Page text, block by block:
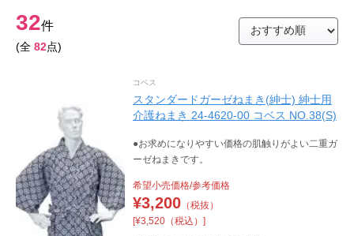
32件
(全 82点)
コベス
スタンダードガーゼねまき(紳士) 紳士用
介護ねまき 24-4620-00 コベス NO.38(S)
●お求めになりやすい価格の肌触りがよい二重ガ
ーゼねまきです。
希望小売価格/参考価格
¥3,200（税抜）
[¥3,520（税込）]